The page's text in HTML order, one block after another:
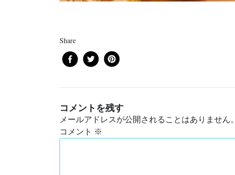
Share
コメントを残す
メールアドレスが公開されることはありません。
コメント ※